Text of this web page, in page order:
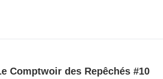
Comptwoir des Repêchés #10